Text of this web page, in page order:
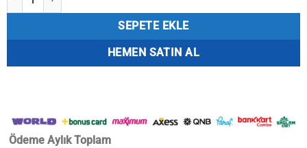
SEPETE EKLE
HEMEN SATIN AL
Ödeme Aylık Toplam